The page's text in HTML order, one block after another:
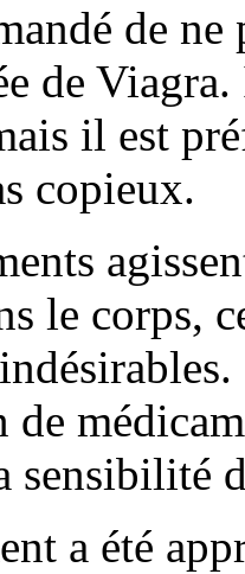
de ne
de
il est
copieux.
le corps,
de
sensibilité
a été